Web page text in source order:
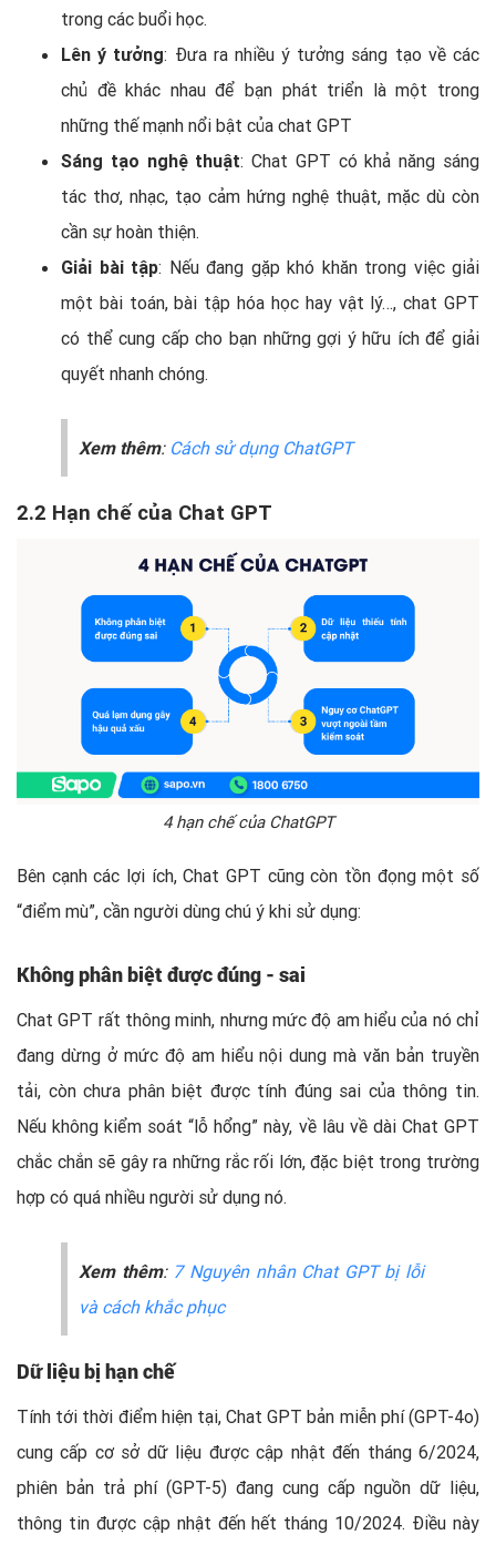
trong các buổi học.
Lên ý tưởng: Đưa ra nhiều ý tưởng sáng tạo về các
chủ đề khác nhau để bạn phát triển là một trong
những thế mạnh nổi bật của chat GPT
Sáng tạo nghệ thuật: Chat GPT có khả năng sáng
tác thơ, nhạc, tạo cảm hứng nghệ thuật, mặc dù còn
cần sự hoàn thiện.
Giải bài tập: Nếu đang gặp khó khăn trong việc giải
một bài toán, bài tập hóa học hay vật lý…, chat GPT
có thể cung cấp cho bạn những gợi ý hữu ích để giải
quyết nhanh chóng.
Xem thêm: Cách sử dụng ChatGPT
2.2 Hạn chế của Chat GPT
4 hạn chế của ChatGPT
Bên cạnh các lợi ích, Chat GPT cũng còn tồn đọng một số
“điểm mù”, cần người dùng chú ý khi sử dụng:
Không phân biệt được đúng - sai
Chat GPT rất thông minh, nhưng mức độ am hiểu của nó chỉ
đang dừng ở mức độ am hiểu nội dung mà văn bản truyền
tải, còn chưa phân biệt được tính đúng sai của thông tin.
Nếu không kiểm soát “lỗ hổng” này, về lâu về dài Chat GPT
chắc chắn sẽ gây ra những rắc rối lớn, đặc biệt trong trường
hợp có quá nhiều người sử dụng nó.
Xem thêm: 7 Nguyên nhân Chat GPT bị lỗi
và cách khắc phục
Dữ liệu bị hạn chế
Tính tới thời điểm hiện tại, Chat GPT bản miễn phí (GPT-4o)
cung cấp cơ sở dữ liệu được cập nhật đến tháng 6/2024,
phiên bản trả phí (GPT-5) đang cung cấp nguồn dữ liệu,
thông tin được cập nhật đến hết tháng 10/2024. Điều này